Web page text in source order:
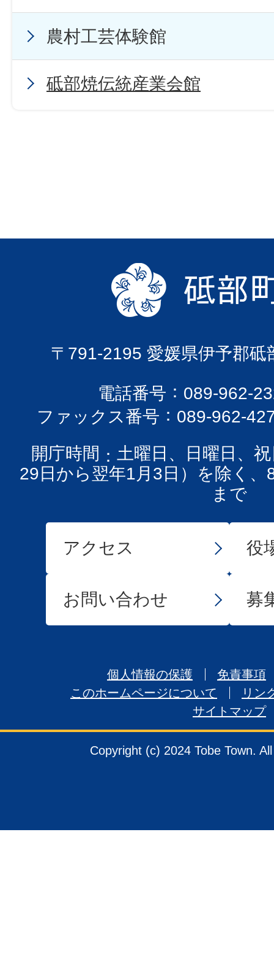
農村工芸体験館
砥部焼伝統産業会館
〒791-2195 愛媛県伊予郡砥
電話番号
089-962-
ファックス番号
089-962-
開庁時間
土曜日、日曜日、
29日から翌年1月3日）を除く、
まで
アクセス 役
お問い合わせ 募
個人情報の保護
免責事項
このホームページについて
リン
サイトマップ
Copyright (c) 2024 Tobe Town.